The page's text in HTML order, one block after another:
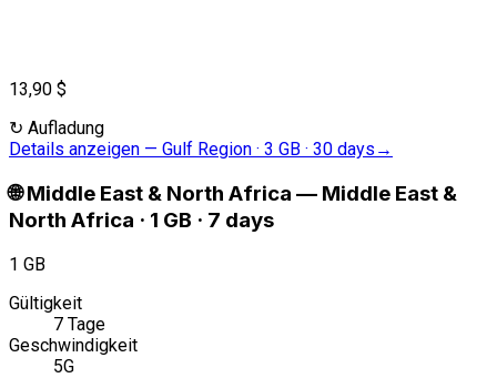
13,90 $
↻ Aufladung
Details anzeigen — Gulf Region · 3 GB · 30 days →
🌐 Middle East & North Africa — Middle East &
North Africa · 1 GB · 7 days
1 GB
Gültigkeit
7 Tage
Geschwindigkeit
5G